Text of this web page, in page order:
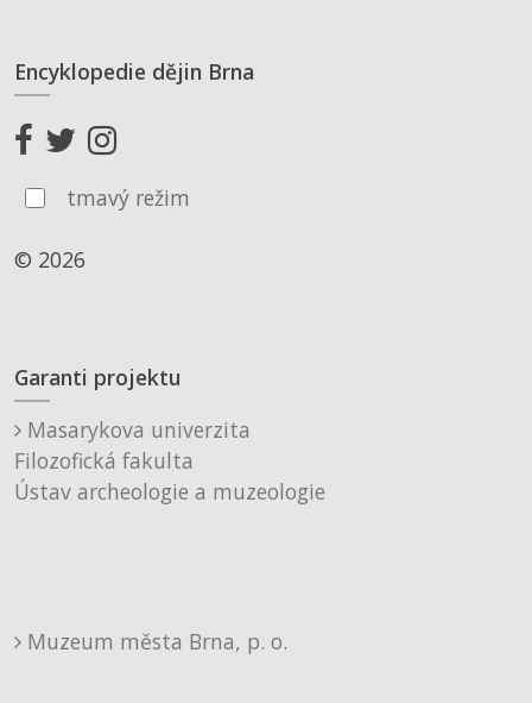
Encyklopedie dějin Brna
tmavý režim
© 2026
Garanti projektu
Masarykova univerzita
Filozofická fakulta
Ústav archeologie a muzeologie
Muzeum města Brna, p. o.